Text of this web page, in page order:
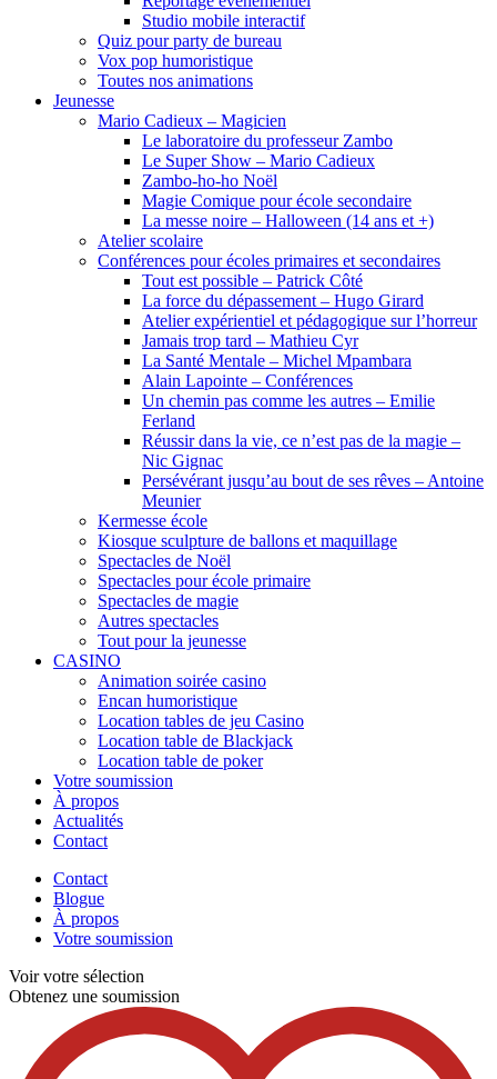
Studio mobile interactif
Quiz pour party de bureau
Vox pop humoristique
Toutes nos animations
Jeunesse
Mario Cadieux – Magicien
Le laboratoire du professeur Zambo
Le Super Show – Mario Cadieux
Zambo-ho-ho Noël
Magie Comique pour école secondaire
La messe noire – Halloween (14 ans et +)
Atelier scolaire
Conférences pour écoles primaires et secondaires
Tout est possible – Patrick Côté
La force du dépassement – Hugo Girard
Atelier expérientiel et pédagogique sur l’horreur
Jamais trop tard – Mathieu Cyr
La Santé Mentale – Michel Mpambara
Alain Lapointe – Conférences
Un chemin pas comme les autres – Emilie
Ferland
Réussir dans la vie, ce n’est pas de la magie –
Nic Gignac
Persévérant jusqu’au bout de ses rêves – Antoine
Meunier
Kermesse école
Kiosque sculpture de ballons et maquillage
Spectacles de Noël
Spectacles pour école primaire
Spectacles de magie
Autres spectacles
Tout pour la jeunesse
CASINO
Animation soirée casino
Encan humoristique
Location tables de jeu Casino
Location table de Blackjack
Location table de poker
Votre soumission
À propos
Actualités
Contact
Contact
Blogue
À propos
Votre soumission
Voir votre sélection
Obtenez une soumission